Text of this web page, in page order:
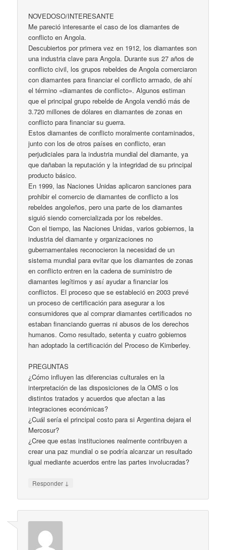
NOVEDOSO/INTERESANTE
Me pareció interesante el caso de los diamantes de
conflicto en Angola.
Descubiertos por primera vez en 1912, los diamantes son
una industria clave para Angola. Durante sus 27 años de
conflicto civil, los grupos rebeldes de Angola comerciaron
con diamantes para financiar el conflicto armado, de ahí
el término «diamantes de conflicto». Algunos estiman
que el principal grupo rebelde de Angola vendió más de
3.720 millones de dólares en diamantes de zonas en
conflicto para financiar su guerra.
Estos diamantes de conflicto moralmente contaminados,
junto con los de otros países en conflicto, eran
perjudiciales para la industria mundial del diamante, ya
que dañaban la reputación y la integridad de su principal
producto básico.
En 1999, las Naciones Unidas aplicaron sanciones para
prohibir el comercio de diamantes de conflicto a los
rebeldes angoleños, pero una parte de los diamantes
siguió siendo comercializada por los rebeldes.
Con el tiempo, las Naciones Unidas, varios gobiernos, la
industria del diamante y organizaciones no
gubernamentales reconocieron la necesidad de un
sistema mundial para evitar que los diamantes de zonas
en conflicto entren en la cadena de suministro de
diamantes legítimos y así ayudar a financiar los
conflictos. El proceso que se estableció en 2003 prevé
un proceso de certificación para asegurar a los
consumidores que al comprar diamantes certificados no
estaban financiando guerras ni abusos de los derechos
humanos. Como resultado, setenta y cuatro gobiernos
han adoptado la certificación del Proceso de Kimberley.
PREGUNTAS
¿Cómo influyen las diferencias culturales en la
interpretación de las disposiciones de la OMS o los
distintos tratados y acuerdos que afectan a las
integraciones económicas?
¿Cuál sería el principal costo para si Argentina dejara el
Mercosur?
¿Cree que estas instituciones realmente contribuyen a
crear una paz mundial o se podría alcanzar un resultado
igual mediante acuerdos entre las partes involucradas?
Responder ↓